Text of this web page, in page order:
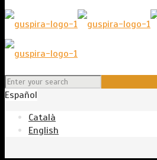
Español
Català
English